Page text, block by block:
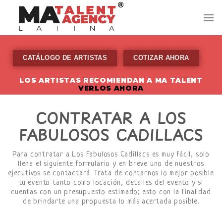
content
CATÁLOGO DE ARTISTAS COTIZAR AHORA
LOS ARTISTAS RECOMIENDAN A MA TALENT
VERLOS AHORA
CONTRATAR A LOS
FABULOSOS CADILLACS
Para contratar a Los Fabulosos Cadillacs es muy fácil, solo
llena el siguiente formulario y en breve uno de nuestros
ejecutivos se contactará. Trata de contarnos lo mejor posible
tu evento tanto como locación, detalles del evento y si
cuentas con un presupuesto estimado; esto con la finalidad
de brindarte una propuesta lo más acertada posible.